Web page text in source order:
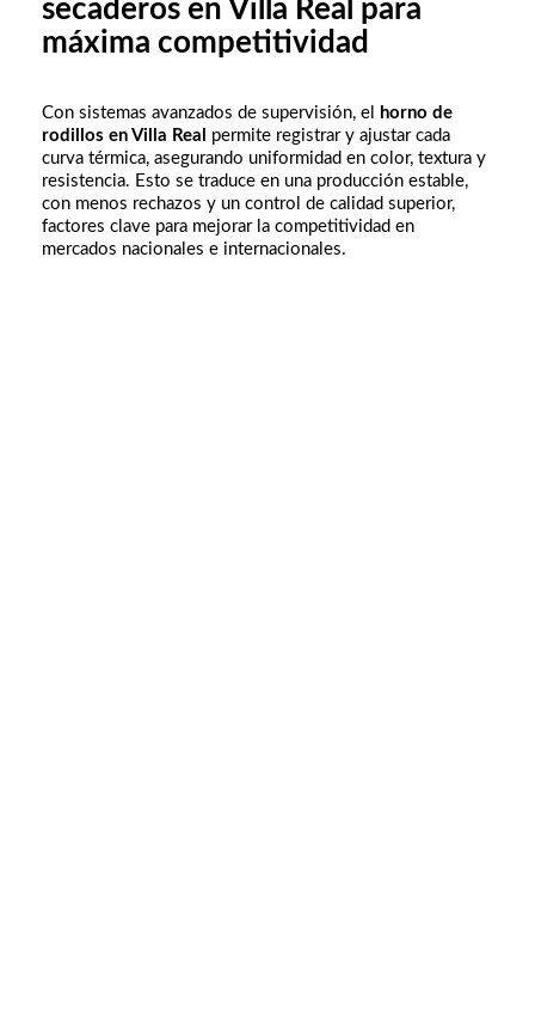
secaderos en Villa Real para
máxima competitividad
Con sistemas avanzados de supervisión, el
horno de
rodillos en Villa Real
permite registrar y ajustar cada
curva térmica, asegurando uniformidad en color, textura y
resistencia. Esto se traduce en una producción estable,
con menos rechazos y un control de calidad superior,
factores clave para mejorar la competitividad en
mercados nacionales e internacionales.